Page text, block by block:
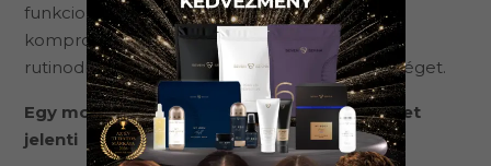
funkcionalitás és az alakformálás nem
kompromisszum, hanem természetes része a
rutinodnak, az S7 Body Fusion erre ad lehetőséget.
Egy mondatban, ami számunkra a legtöbbet
jelenti